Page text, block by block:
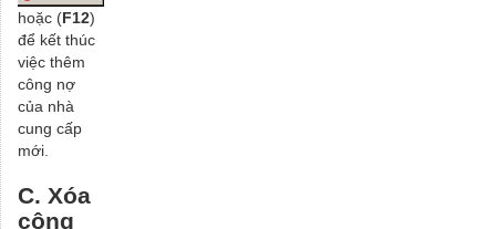
hoặc (F12)
để kết thúc
việc thêm
công nợ
của nhà
cung cấp
mới.
C. Xóa
công